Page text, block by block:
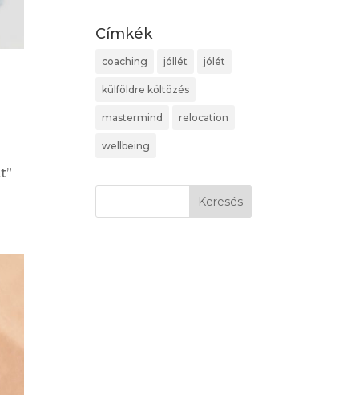
Címkék
coaching jóllét jólét
külföldre költözés
mastermind relocation
wellbeing